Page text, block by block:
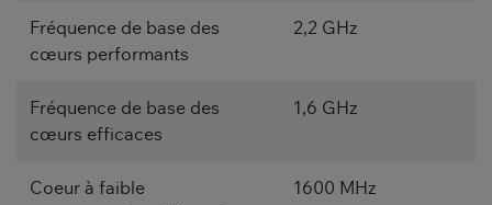
Fréquence de base des
cœurs performants
2,2 GHz
Fréquence de base des
cœurs efficaces
1,6 GHz
Coeur à faible
1600 MHz